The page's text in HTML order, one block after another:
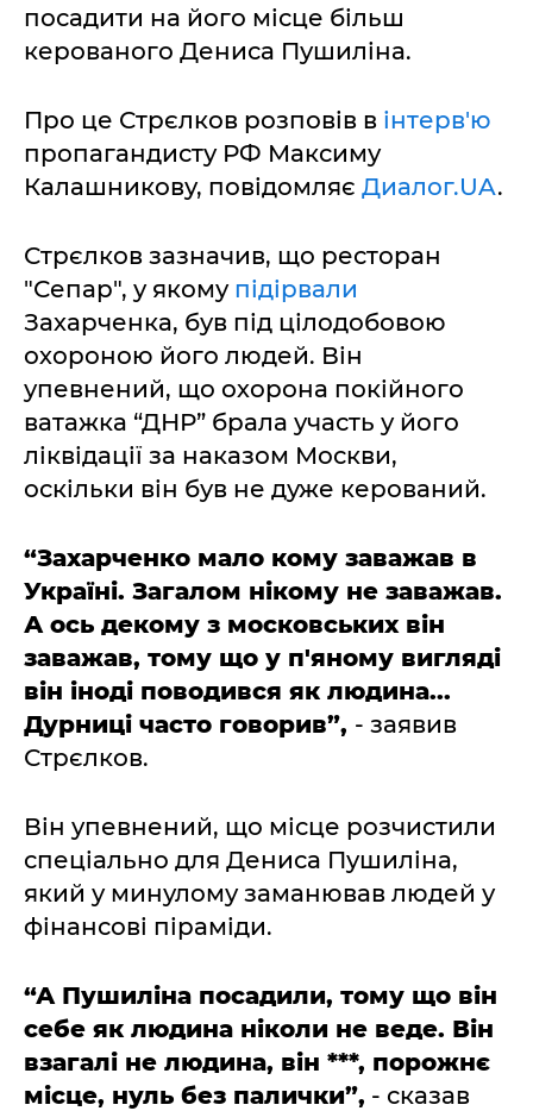
посадити на його місце більш
керованого Дениса Пушиліна.
Про це Стрєлков розповів в інтерв'ю
пропагандисту РФ Максиму
Калашникову, повідомляє Диалог.UA.
Стрєлков зазначив, що ресторан
"Сепар", у якому підірвали
Захарченка, був під цілодобовою
охороною його людей. Він
упевнений, що охорона покійного
ватажка “ДНР” брала участь у його
ліквідації за наказом Москви,
оскільки він був не дуже керований.
“Захарченко мало кому заважав в
Україні. Загалом нікому не заважав.
А ось декому з московських він
заважав, тому що у п'яному вигляді
він іноді поводився як людина...
Дурниці часто говорив”, - заявив
Стрєлков.
Він упевнений, що місце розчистили
спеціально для Дениса Пушиліна,
який у минулому заманював людей у
фінансові піраміди.
“А Пушиліна посадили, тому що він
себе як людина ніколи не веде. Він
взагалі не людина, він ***, порожнє
місце, нуль без палички”, - сказав